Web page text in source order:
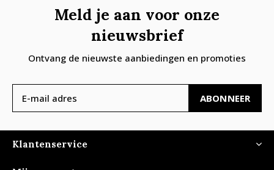
Meld je aan voor onze
nieuwsbrief
Ontvang de nieuwste aanbiedingen en promoties
ABONNEER
Klantenservice